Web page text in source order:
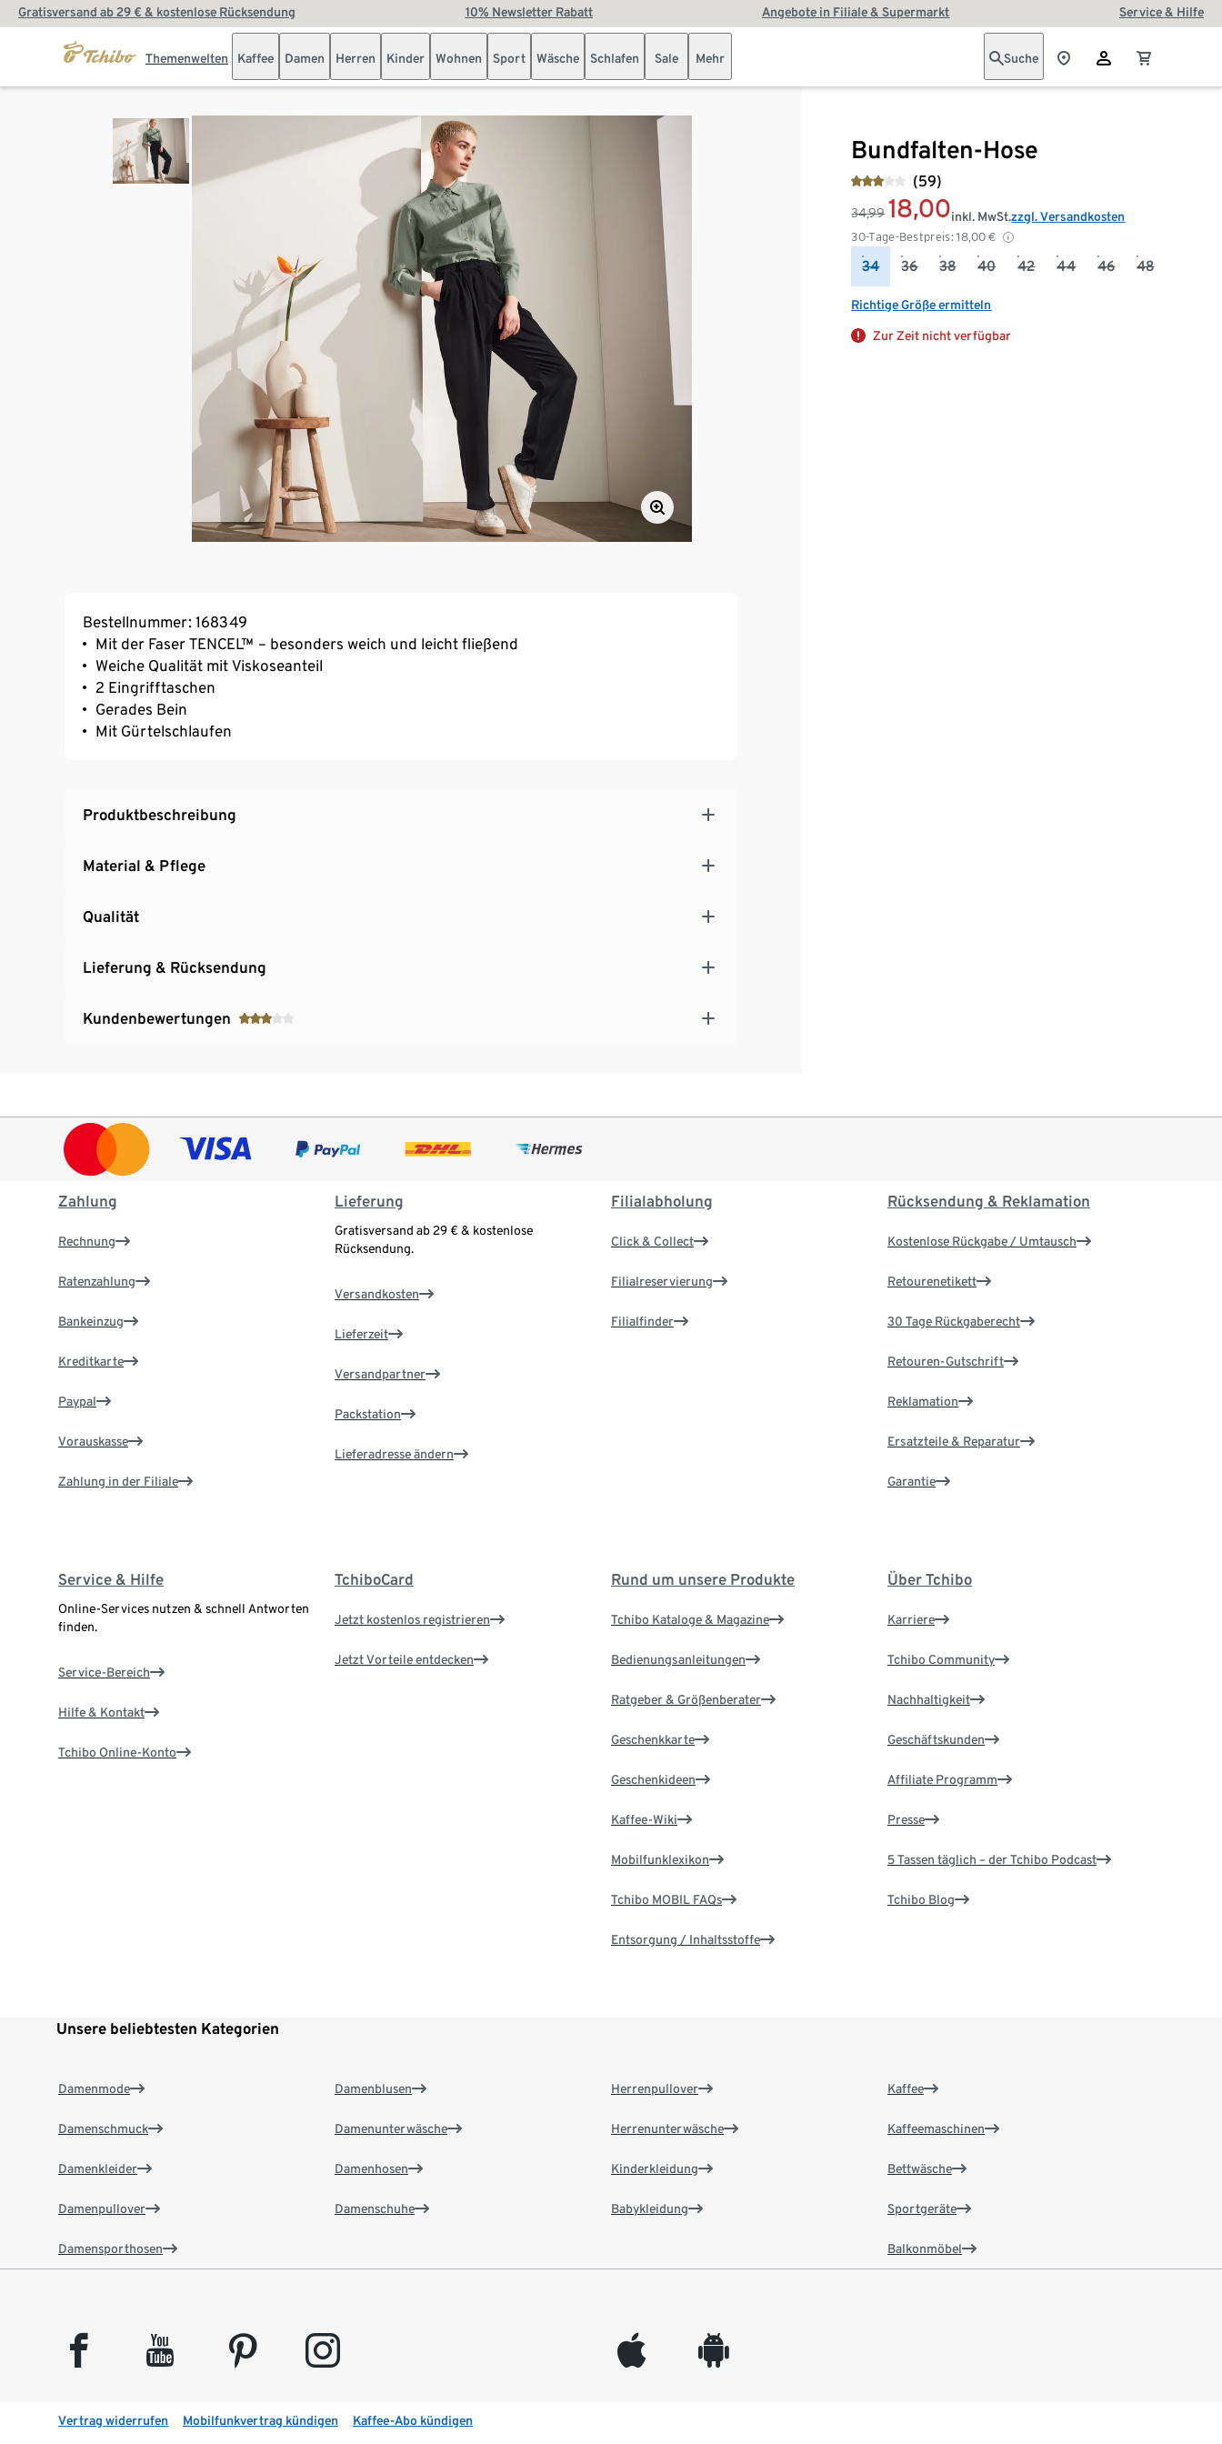
Gratisversand ab 29 € & kostenlose Rücksendung 10% Newsletter Rabatt Angebote in Filiale & Supermarkt Service & Hilfe
Themenwelten Kaffee Damen Herren Kinder Wohnen Sport Wäsche Schlafen Sale Mehr Suche
Bundfalten-Hose
(59)
34,99 18,00
30-Tage-Bestpreis: 18,00 €
inkl. MwSt.zzgl. Versandkosten
34 36 38 40 42 44 46 48
Richtige Größe ermitteln
Zur Zeit nicht verfügbar
Bestellnummer: 168349
Mit der Faser TENCEL™ – besonders weich und leicht fließend
Weiche Qualität mit Viskoseanteil
2 Eingrifftaschen
Gerades Bein
Mit Gürtelschlaufen
Produktbeschreibung
Material & Pflege
Qualität
Lieferung & Rücksendung
Kundenbewertungen
Zahlung
Rechnung
Ratenzahlung
Bankeinzug
Kreditkarte
Paypal
Vorauskasse
Zahlung in der Filiale
Lieferung
Gratisversand ab 29 € & kostenlose
Rücksendung.
Versandkosten
Lieferzeit
Versandpartner
Packstation
Lieferadresse ändern
Filialabholung
Click & Collect
Filialreservierung
Filialfinder
Rücksendung & Reklamation
Kostenlose Rückgabe / Umtausch
Retourenetikett
30 Tage Rückgaberecht
Retouren-Gutschrift
Reklamation
Ersatzteile & Reparatur
Garantie
Service & Hilfe
Online-Services nutzen & schnell Antworten
finden.
Service-Bereich
Hilfe & Kontakt
Tchibo Online-Konto
TchiboCard
Jetzt kostenlos registrieren
Jetzt Vorteile entdecken
Rund um unsere Produkte
Tchibo Kataloge & Magazine
Bedienungsanleitungen
Ratgeber & Größenberater
Geschenkkarte
Geschenkideen
Kaffee-Wiki
Mobilfunklexikon
Tchibo MOBIL FAQs
Entsorgung / Inhaltsstoffe
Über Tchibo
Karriere
Tchibo Community
Nachhaltigkeit
Geschäftskunden
Affiliate Programm
Presse
5 Tassen täglich – der Tchibo Podcast
Tchibo Blog
Unsere beliebtesten Kategorien
Damenmode
Damenschmuck
Damenkleider
Damenpullover
Damensporthosen
Damenblusen
Damenunterwäsche
Damenhosen
Damenschuhe
Herrenpullover
Herrenunterwäsche
Kinderkleidung
Babykleidung
Kaffee
Kaffeemaschinen
Bettwäsche
Sportgeräte
Balkonmöbel
facebook youtube pinterest instagram appleinc android
Vertrag widerrufen Mobilfunkvertrag kündigen Kaffee-Abo kündigen